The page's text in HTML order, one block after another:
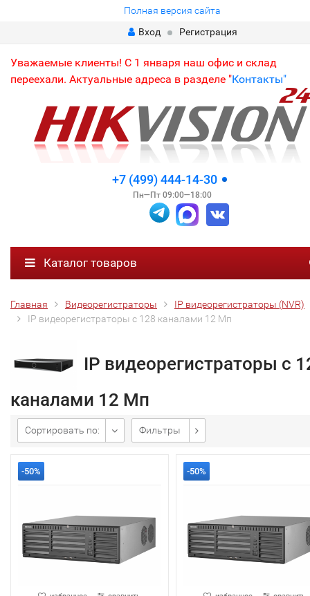
Полная версия сайта
Вход
Регистрация
Уважаемые клиенты! С 1 января наш офис и склад
переехали. Актуальные адреса в разделе "Контакты"
+7 (499) 444-14-30
Пн—Пт 09:00—18:00
Каталог товаров
Главная Видеорегистраторы
IP видеорегистраторы (NVR)
IP видеорегистраторы с 128 каналами 12 Мп
IP видеорегистраторы с
каналами 12 Мп
Сортировать по: Фильтры
-50% -50%